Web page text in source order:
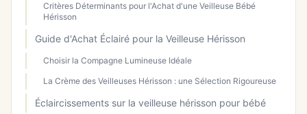
Critères Déterminants pour l'Achat d'une Veilleuse Bébé
Hérisson
Guide d'Achat Éclairé pour la Veilleuse Hérisson
Choisir la Compagne Lumineuse Idéale
La Crème des Veilleuses Hérisson : une Sélection Rigoureuse
Éclaircissements sur la veilleuse hérisson pour bébé